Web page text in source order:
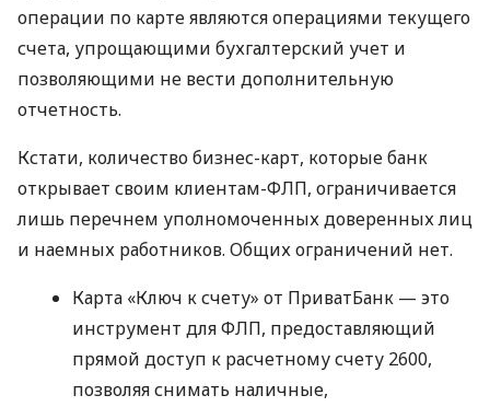
операции по карте являются операциями текущего
счета, упрощающими бухгалтерский учет и
позволяющими не вести дополнительную
отчетность.
Кстати, количество бизнес-карт, которые банк
открывает своим клиентам-ФЛП, ограничивается
лишь перечнем уполномоченных доверенных лиц
и наемных работников. Общих ограничений нет.
Карта «Ключ к счету» от ПриватБанк — это
инструмент для ФЛП, предоставляющий
прямой доступ к расчетному счету 2600,
позволяя снимать наличные,